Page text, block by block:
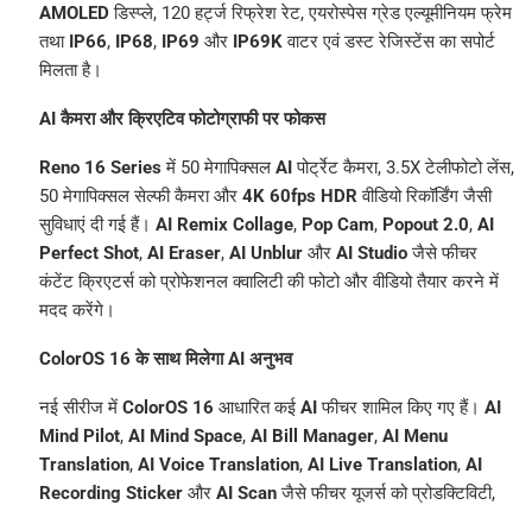
AMOLED डिस्प्ले, 120 हर्ट्ज रिफ्रेश रेट, एयरोस्पेस ग्रेड एल्यूमीनियम फ्रेम
तथा IP66, IP68, IP69 और IP69Kवाटर एवं डस्ट रेजिस्टेंस का सपोर्ट
मिलता है।
AI कैमरा और क्रिएटिव फोटोग्राफी पर फोकस
Reno 16 Series में 50 मेगापिक्सल AIपोर्ट्रेट कैमरा, 3.5X टेलीफोटो लेंस,
50 मेगापिक्सल सेल्फी कैमरा और 4K 60fps HDR वीडियो रिकॉर्डिंग जैसी
सुविधाएं दी गई हैं। AI Remix Collage, Pop Cam, Popout 2.0, AI
Perfect Shot, AI Eraser, AI Unblurऔर AI Studioजैसे फीचर
कंटेंट क्रिएटर्स को प्रोफेशनल क्वालिटी की फोटो और वीडियो तैयार करने में
मदद करेंगे।
ColorOS 16 के साथ मिलेगा AI अनुभव
नई सीरीज में ColorOS 16 आधारित कई AIफीचर शामिल किए गए हैं। AI
Mind Pilot, AI Mind Space, AI Bill Manager, AI Menu
Translation, AI Voice Translation, AI Live Translation, AI
Recording Stickerऔर AI Scanजैसे फीचर यूजर्स को प्रोडक्टिविटी,